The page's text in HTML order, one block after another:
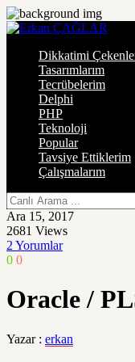
Dikkatimi
Tasarımlarım
Tecrübelerim
Delphi
PHP
Teknoloji
Popular
Tavsiye Ettiklerim
Çalışmalarım
Ara 15, 2017
2681 Views
2 Yorumlar
0 0
Oracle /
Yazar : erkan